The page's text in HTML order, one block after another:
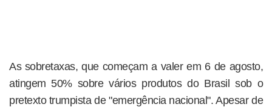
As sobretaxas, que começam a valer em 6 de agosto,
atingem 50% sobre vários produtos do Brasil sob o
pretexto trumpista de "emergência nacional". Apesar de